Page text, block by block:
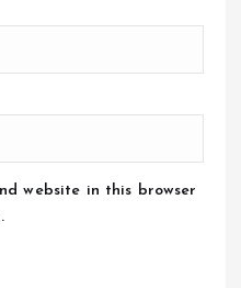
website in this browser